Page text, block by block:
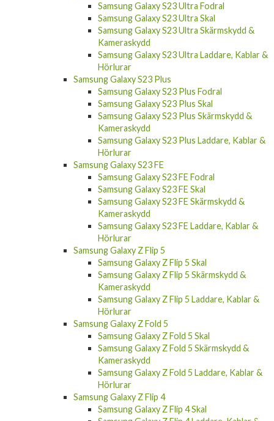
Samsung Galaxy S23 Ultra Fodral
Samsung Galaxy S23 Ultra Skal
Samsung Galaxy S23 Ultra Skärmskydd &
Kameraskydd
Samsung Galaxy S23 Ultra Laddare, Kablar &
Hörlurar
Samsung Galaxy S23 Plus
Samsung Galaxy S23 Plus Fodral
Samsung Galaxy S23 Plus Skal
Samsung Galaxy S23 Plus Skärmskydd &
Kameraskydd
Samsung Galaxy S23 Plus Laddare, Kablar &
Hörlurar
Samsung Galaxy S23 FE
Samsung Galaxy S23 FE Fodral
Samsung Galaxy S23 FE Skal
Samsung Galaxy S23 FE Skärmskydd &
Kameraskydd
Samsung Galaxy S23 FE Laddare, Kablar &
Hörlurar
Samsung Galaxy Z Flip 5
Samsung Galaxy Z Flip 5 Skal
Samsung Galaxy Z Flip 5 Skärmskydd &
Kameraskydd
Samsung Galaxy Z Flip 5 Laddare, Kablar &
Hörlurar
Samsung Galaxy Z Fold 5
Samsung Galaxy Z Fold 5 Skal
Samsung Galaxy Z Fold 5 Skärmskydd &
Kameraskydd
Samsung Galaxy Z Fold 5 Laddare, Kablar &
Hörlurar
Samsung Galaxy Z Flip 4
Samsung Galaxy Z Flip 4 Skal